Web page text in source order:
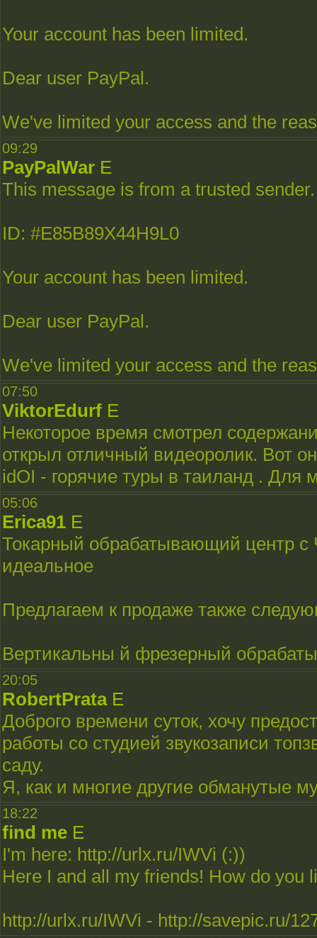
Your account has been limited.
Dear user PayPal.
We've limited your access and the
09:29
PayPalWar E
This message is from a trusted sender.
ID: #E85B89X44H9L0
Your account has been limited.
Dear user PayPal.
We've limited your access and the
07:50
ViktorEdurf E
Некоторое время смотрел
открыл отличный видеоролик. Вот
idOI - горячие туры в таиланд . Для
05:06
Erica91 E
Токарный обрабатывающий центр с
идеальное
Предлагаем к продаже также
Вертикальны й фрезерный
20:05
RobertPrata E
Доброго времени суток, хочу
работы со студией звукозаписи
саду.
Я, как и многие другие обманутые
18:22
find me E
I'm here: http://urlx.ru/IWVi (:))
Here I and all my friends! How do you
http://urlx.ru/IWVi - http://savepic.ru/